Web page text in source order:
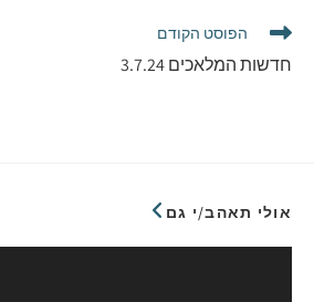
הפוסט הקודם
חדשות המלאכים 3.7.24
אולי תאהב/י גם